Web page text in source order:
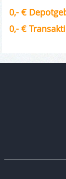
0,- €
0,- €